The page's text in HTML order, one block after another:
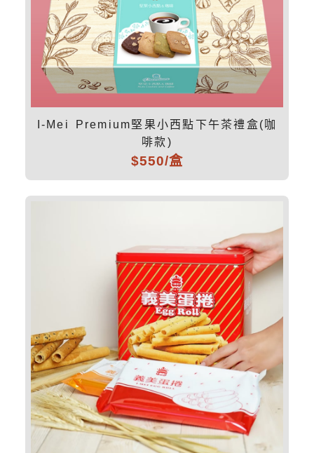
I-Mei Premium堅果小西點下午茶禮盒(咖
啡款)
$550/盒